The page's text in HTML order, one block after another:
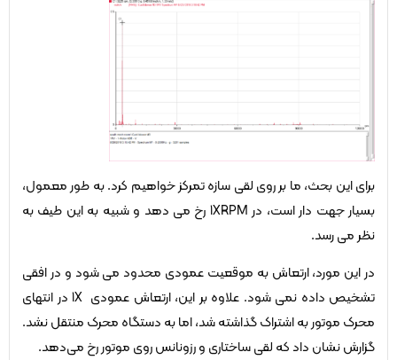
برای این بحث، ما بر روی لقی سازه تمرکز خواهیم کرد. به طور معمول،
بسیار جهت دار است، در 1XRPM رخ می دهد و شبیه به این طیف به
نظر می رسد.
در این مورد، ارتعاش به موقعیت عمودی محدود می شود و در افقی
تشخیص داده نمی شود. علاوه بر این، ارتعاش عمودی 1X در انتهای
محرک موتور به اشتراک گذاشته شد، اما به دستگاه محرک منتقل نشد.
گزارش نشان داد که لقی ساختاری و رزونانس روی موتور رخ می‌دهد.